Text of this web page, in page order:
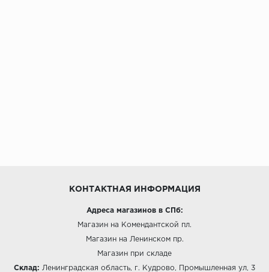
КОНТАКТНАЯ ИНФОРМАЦИЯ
Адреса магазинов в СПб:
Магазин на Комендантской пл.
Магазин на Ленинском пр.
Магазин при складе
Склад: Ленинградская область, г. Кудрово, Промышленная ул, 3